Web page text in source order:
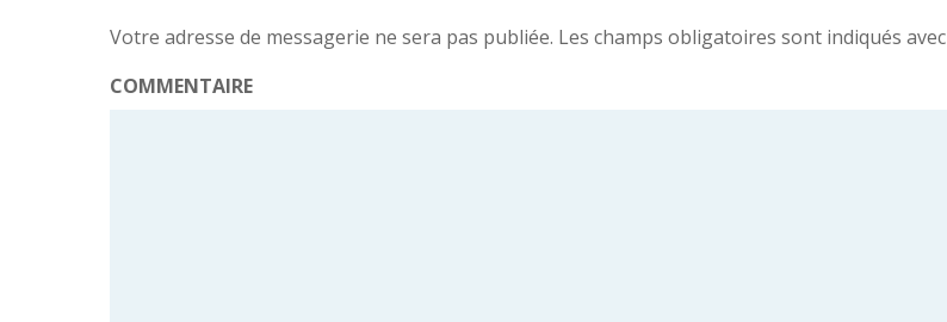
Votre adresse de messagerie ne sera pas publiée. Les champs obligatoires sont indiqués avec
COMMENTAIRE